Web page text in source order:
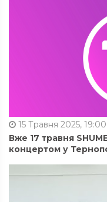
15 Травня 2025, 19:00
Вже 17 травня
концертом у